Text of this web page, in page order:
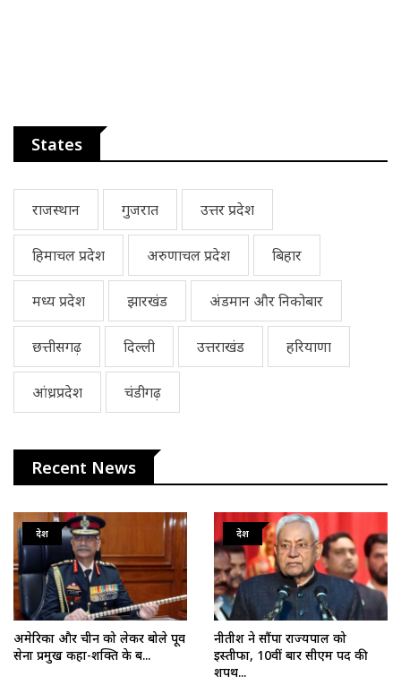
States
राजस्थान गुजरात उत्तर प्रदेश
हिमाचल प्रदेश अरुणाचल प्रदेश बिहार
मध्य प्रदेश झारखंड अंडमान और निकोबार
छत्तीसगढ़ दिल्ली उत्तराखंड हरियाणा
आंध्रप्रदेश चंडीगढ़
Recent News
देश
अमेरिका और चीन को लेकर बोले पूर्व
सेना प्रमुख कहा-शक्ति के ब...
देश
नीतीश ने सौंपा राज्यपाल को
इस्तीफा, 10वीं बार सीएम पद की
शपथ...